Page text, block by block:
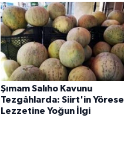
Şımam Salıho Kavunu
Tezgâhlarda: Siirt'in Yöresel
Lezzetine Yoğun İlgi